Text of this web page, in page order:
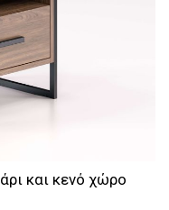
και κενό χώρο